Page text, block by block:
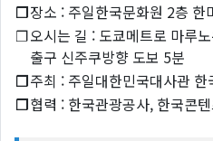
❐장소 : 주일한국문화원 2층 한
❐오시는 길 : 도쿄메트로 마루
출구 신주쿠방향 도보 5분
❐주최 : 주일대한민국대사관 한
❐협력 : 한국관광공사, 한국콘